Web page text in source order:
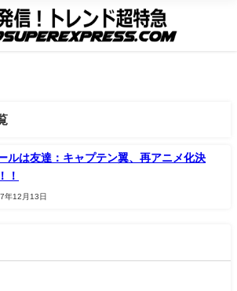
ルは友達：キャプテン翼、再アニメ化決
！
年12月13日